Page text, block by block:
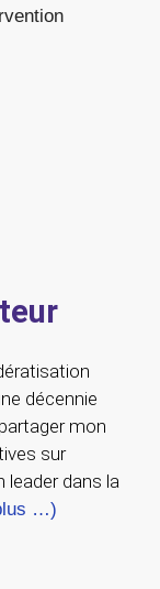
décennie
mon
sur
leader dans la
…)